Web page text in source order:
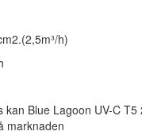
h)
kan Blue Lagoon UV-C T5
marknaden